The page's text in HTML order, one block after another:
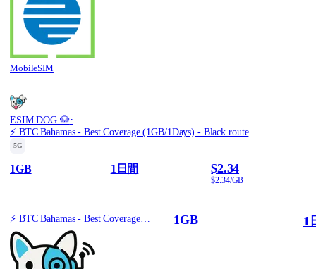
MobileSIM
ESIM.DOG 🐶·
⚡️ BTC Bahamas - Best Coverage (1GB/1Days) - Black route
5G
1GB 1日間 $2.34
$2.34/GB
⚡️ BTC Bahamas - Best Coverage (1GB/1Days) - Black route 1GB 1